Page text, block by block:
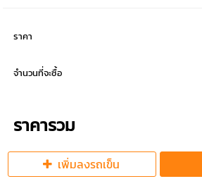
ราคา
จำนวนที่จะซื้อ
ราคารวม
เพิ่มลงรถเข็น